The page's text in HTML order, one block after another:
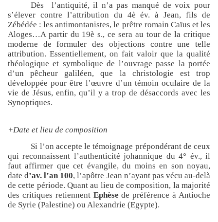
Dès
l’antiquité, il n’a pas manqué de voix pour
s’élever contre l’attribution du 4è év. à Jean, fils de
Zébédée : les antimontanistes, le prêtre romain Caïus et les
Aloges…A partir du 19è s., ce sera au tour de la critique
moderne de formuler des objections contre une telle
attribution. Essentiellement, on fait valoir que la qualité
théologique et symbolique de l’ouvrage passe la portée
d’un pêcheur galiléen, que la christologie est trop
développée pour être l’œuvre d’un témoin oculaire de la
vie de Jésus, enfin, qu’il y a trop de désaccords avec les
Synoptiques.
+Date et lieu de composition
Si l’on accepte le témoignage prépondérant de ceux
qui reconnaissent l’authenticité johannique du 4° év., il
faut affirmer que cet évangile, du moins en son noyau,
date d’av. l’an 100, l’apôtre Jean n’ayant pas vécu au-delà
de cette période. Quant au lieu de composition, la majorité
des critiques retiennent Ephèse de préférence à Antioche
de Syrie (Palestine) ou Alexandrie (Egypte).